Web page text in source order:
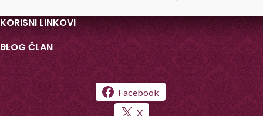
KORISNI LINKOVI
BLOG ČLAN
Facebook
X